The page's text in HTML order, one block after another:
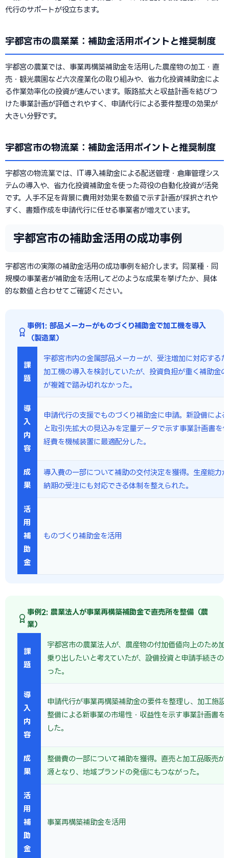
代行のサポートが役立ちます。
宇都宮市の農業業：補助金活用ポイントと推奨制度
宇都宮の農業では、事業再構築補助金を活用した農産物の加工・直
売・観光農園など六次産業化の取り組みや、省力化投資補助金によ
る作業効率化の投資が進んでいます。販路拡大と収益計画を結びつ
けた事業計画が評価されやすく、申請代行による要件整理の効果が
大きい分野です。
宇都宮市の物流業：補助金活用ポイントと推奨制度
宇都宮の物流業では、IT導入補助金による配送管理・倉庫管理シス
テムの導入や、省力化投資補助金を使った荷役の自動化投資が活発
です。人手不足を背景に費用対効果を数値で示す計画が採択されや
すく、書類作成を申請代行に任せる事業者が増えています。
宇都宮市の補助金活用の成功事例
宇都宮市の実際の補助金活用の成功事例を紹介します。同業種・同
規模の事業者が補助金を活用してどのような成果を挙げたか、具体
的な数値と合わせてご確認ください。
事例1: 部品メーカーがものづくり補助金で加工機を導入
（製造業）
課
題
宇都宮市内の金属部品メーカーが、受注増加に対応する
加工機の導入を検討していたが、投資負担が重く補助金
が複雑で踏み切れなかった。
導
入
内
容
申請代行の支援でものづくり補助金に申請。新設備によ
と取引先拡大の見込みを定量データで示す事業計画書を
経費を機械装置に最適配分した。
成
果
導入費の一部について補助の交付決定を獲得。生産能力
納期の受注にも対応できる体制を整えられた。
活
用
補
助
金
ものづくり補助金を活用
事例2: 農業法人が事業再構築補助金で直売所を整備（農
業）
課
題
宇都宮市の農業法人が、農産物の付加価値向上のため加
乗り出したいと考えていたが、設備投資と申請手続きの
った。
導
入
内
容
申請代行が事業再構築補助金の要件を整理し、加工施設
整備による新事業の市場性・収益性を示す事業計画書を
した。
成
果
整備費の一部について補助を獲得。直売と加工品販売が
源となり、地域ブランドの発信にもつながった。
活
用
補
助
金
事業再構築補助金を活用